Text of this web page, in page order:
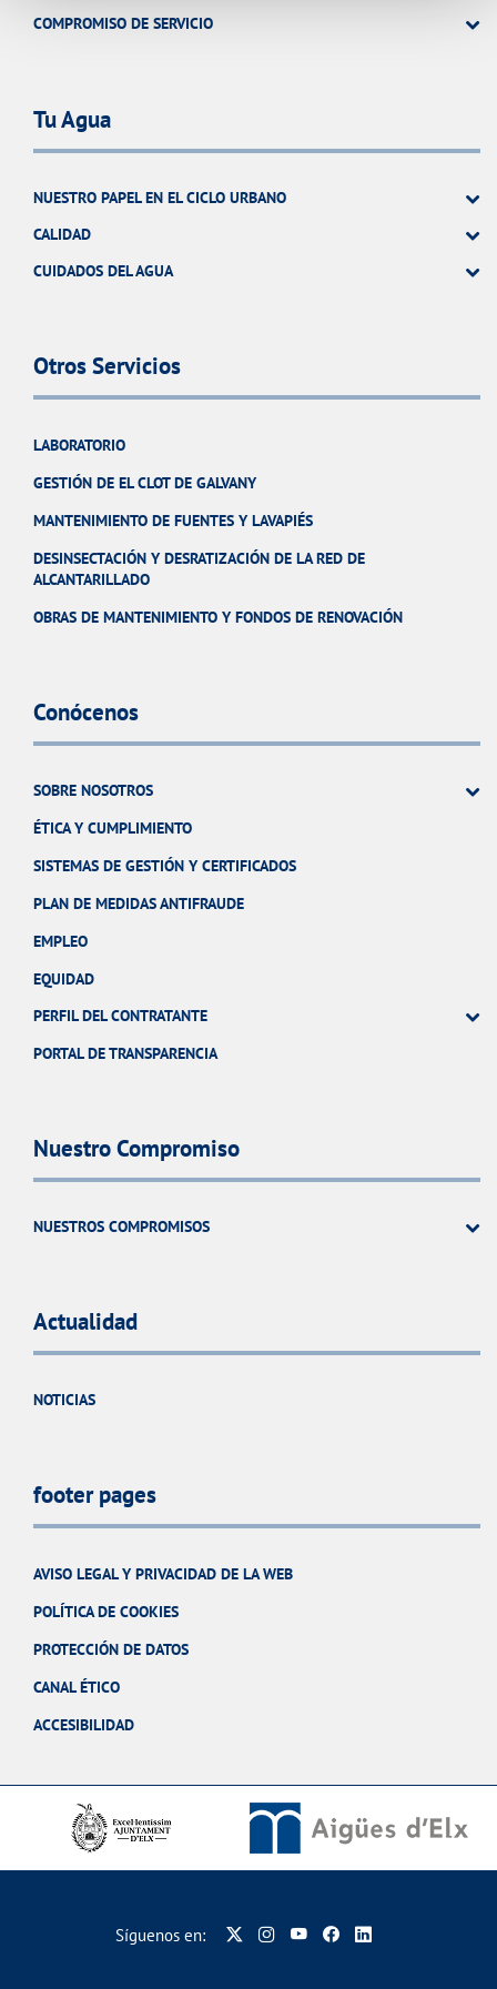
COMPROMISO DE SERVICIO
Tu Agua
NUESTRO PAPEL EN EL CICLO URBANO
CALIDAD
CUIDADOS DEL AGUA
Otros Servicios
LABORATORIO
GESTIÓN DE EL CLOT DE GALVANY
MANTENIMIENTO DE FUENTES Y LAVAPIÉS
DESINSECTACIÓN Y DESRATIZACIÓN DE LA RED DE
ALCANTARILLADO
OBRAS DE MANTENIMIENTO Y FONDOS DE RENOVACIÓN
Conócenos
SOBRE NOSOTROS
ÉTICA Y CUMPLIMIENTO
SISTEMAS DE GESTIÓN Y CERTIFICADOS
PLAN DE MEDIDAS ANTIFRAUDE
EMPLEO
EQUIDAD
PERFIL DEL CONTRATANTE
PORTAL DE TRANSPARENCIA
Nuestro Compromiso
NUESTROS COMPROMISOS
Actualidad
NOTICIAS
footer pages
AVISO LEGAL Y PRIVACIDAD DE LA WEB
POLÍTICA DE COOKIES
PROTECCIÓN DE DATOS
CANAL ÉTICO
ACCESIBILIDAD
Síguenos en: